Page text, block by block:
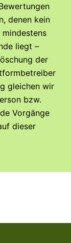
denen kein
liegt –
der
gleichen wir
bzw.
Vorgänge
dieser